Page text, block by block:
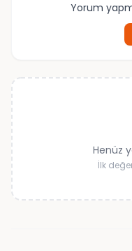
Yorum
Henüz
İlk